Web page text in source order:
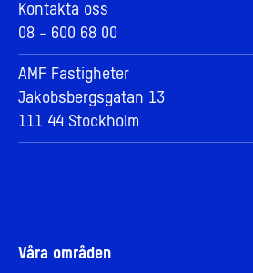
Kontakta oss
08 - 600 68 00
AMF Fastigheter
Jakobsbergsgatan 13
111 44 Stockholm
Våra områden